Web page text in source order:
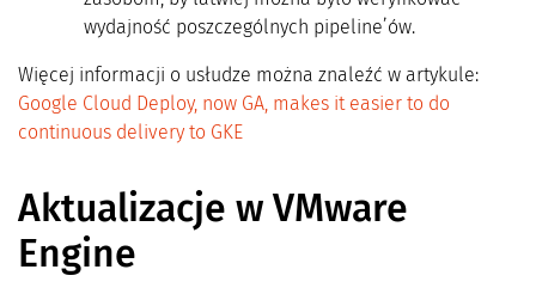
wydajność poszczególnych pipeline’ów.
Więcej informacji o usłudze można znaleźć w artykule:
Google Cloud Deploy, now GA, makes it easier to do
continuous delivery to GKE
Aktualizacje w VMware
Engine